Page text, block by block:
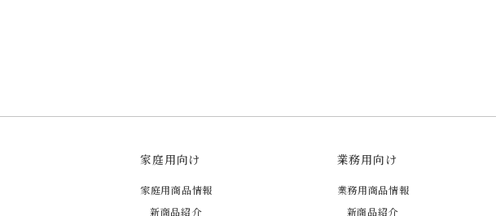
家庭用向け
家庭用商品情報
新商品紹介
業務用向け
業務用商品情報
新商品紹介